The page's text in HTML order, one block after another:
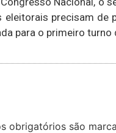
eleitorais precisam de
para o primeiro
obrigatórios são